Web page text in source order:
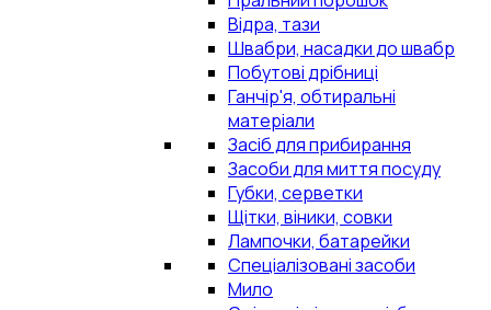
Відра, тази
Швабри, насадки до швабр
Побутові дрібниці
Ганчір'я, обтиральні
матеріали
Засіб для прибирання
Засоби для миття посуду
Губки, серветки
Щітки, віники, совки
Лампочки, батарейки
Спеціалізовані засоби
Мило